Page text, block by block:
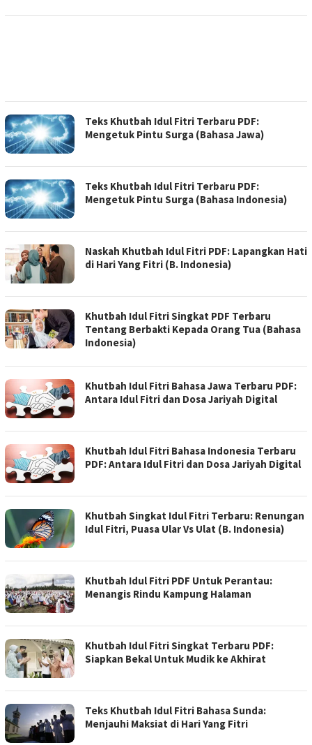
Teks Khutbah Idul Fitri Terbaru PDF:
Mengetuk Pintu Surga (Bahasa Jawa)
Teks Khutbah Idul Fitri Terbaru PDF:
Mengetuk Pintu Surga (Bahasa Indonesia)
Naskah Khutbah Idul Fitri PDF: Lapangkan Hati
di Hari Yang Fitri (B. Indonesia)
Khutbah Idul Fitri Singkat PDF Terbaru
Tentang Berbakti Kepada Orang Tua (Bahasa
Indonesia)
Khutbah Idul Fitri Bahasa Jawa Terbaru PDF:
Antara Idul Fitri dan Dosa Jariyah Digital
Khutbah Idul Fitri Bahasa Indonesia Terbaru
PDF: Antara Idul Fitri dan Dosa Jariyah Digital
Khutbah Singkat Idul Fitri Terbaru: Renungan
Idul Fitri, Puasa Ular Vs Ulat (B. Indonesia)
Khutbah Idul Fitri PDF Untuk Perantau:
Menangis Rindu Kampung Halaman
Khutbah Idul Fitri Singkat Terbaru PDF:
Siapkan Bekal Untuk Mudik ke Akhirat
Teks Khutbah Idul Fitri Bahasa Sunda:
Menjauhi Maksiat di Hari Yang Fitri